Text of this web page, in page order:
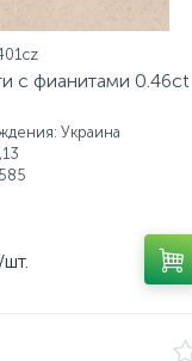
с фианитами 0.46ct
Украина
/шт.